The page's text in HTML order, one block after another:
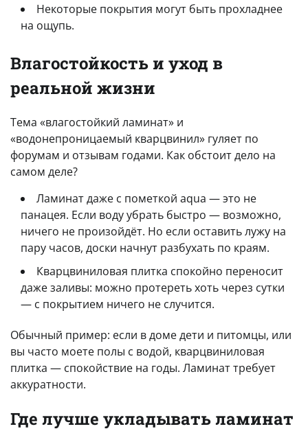
Некоторые покрытия могут быть прохладнее
на ощупь.
Влагостойкость и уход в
реальной жизни
Тема «влагостойкий ламинат» и
«водонепроницаемый кварцвинил» гуляет по
форумам и отзывам годами. Как обстоит дело на
самом деле?
Ламинат даже с пометкой aqua — это не
панацея. Если воду убрать быстро — возможно,
ничего не произойдёт. Но если оставить лужу на
пару часов, доски начнут разбухать по краям.
Кварцвиниловая плитка спокойно переносит
даже заливы: можно протереть хоть через сутки
— с покрытием ничего не случится.
Обычный пример: если в доме дети и питомцы, или
вы часто моете полы с водой, кварцвиниловая
плитка — спокойствие на годы. Ламинат требует
аккуратности.
Где лучше укладывать ламинат